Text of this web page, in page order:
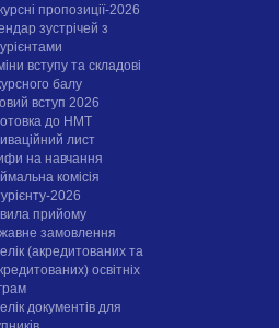
пропозиції-2026
зустрічей з
вступу та складові
балу
вступ 2026
до НМТ
лист
на навчання
комісія
2026
прийому
замовлення
(акредитованих та
освітніх
документів для